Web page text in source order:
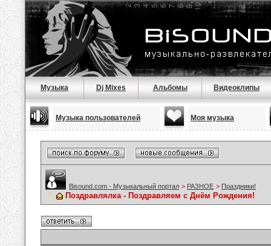
Музыка Dj Mixes Альбомы Видеоклипы
Музыка пользователей Моя музыка
Bisound.com - Музыкальный портал > РАЗНОЕ > Праздники!
Поздравлялка - Поздравляем с Днём Рождения!